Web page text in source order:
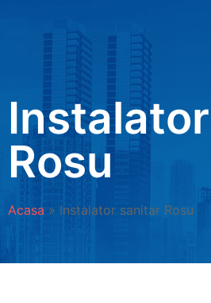
Rosu
Acasa» Instalator sanitar Rosu